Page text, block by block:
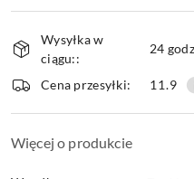
Dostępność
i
dostawa
Wysyłka w
ciągu::
24
Cena przesyłki: 11.9
Więcej o produkcie